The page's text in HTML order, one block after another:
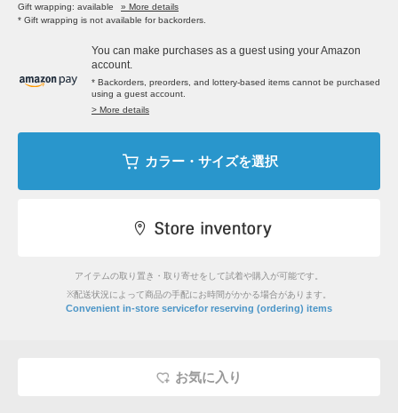
Gift wrapping: available
» More details
* Gift wrapping is not available for backorders.
You can make purchases as a guest using your Amazon
account.
* Backorders, preorders, and lottery-based items cannot be purchased
using a guest account.
> More details
カラー・サイズを選択
アイテムの取り置き・取り寄せをして試着や購入が可能です。
※配送状況によって商品の手配にお時間がかかる場合があります。
Convenient in-store servicefor reserving (ordering) items
お気に入り